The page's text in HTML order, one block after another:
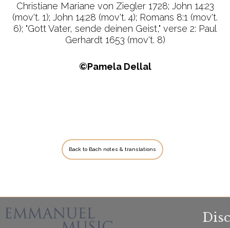
Christiane Mariane von Ziegler 1728; John 14:23
(mov't. 1); John 14:28 (mov't. 4); Romans 8:1 (mov't.
6); "Gott Vater, sende deinen Geist," verse 2: Paul
Gerhardt 1653 (mov't. 8)
©Pamela Dellal
Back to Bach notes & translations